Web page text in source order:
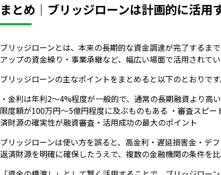
まとめ｜ブリッジローンは計画的に活用
ブリッジローンとは、本来の長期的な資金調達が完了するま
アップの資金繰り・事業承継など、幅広い場面で活用されて
ブリッジローンの主なポイントをまとめると以下のとおりで
・金利は年利2〜4%程度が一般的で、通常の長期融資より
限度額が100万円〜5億円程度に及ぶものもある ・審査スピ
済財源の確実性が融資審査・活用成功の最大のポイント
ブリッジローンは使い方を誤ると、高金利・遅延損害金・デ
返済財源を明確に確保したうえで、複数の金融機関の条件を